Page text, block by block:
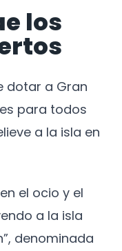
los
dotar a Gran
para todos
a la isla en
el ocio y el
a la isla
denominada